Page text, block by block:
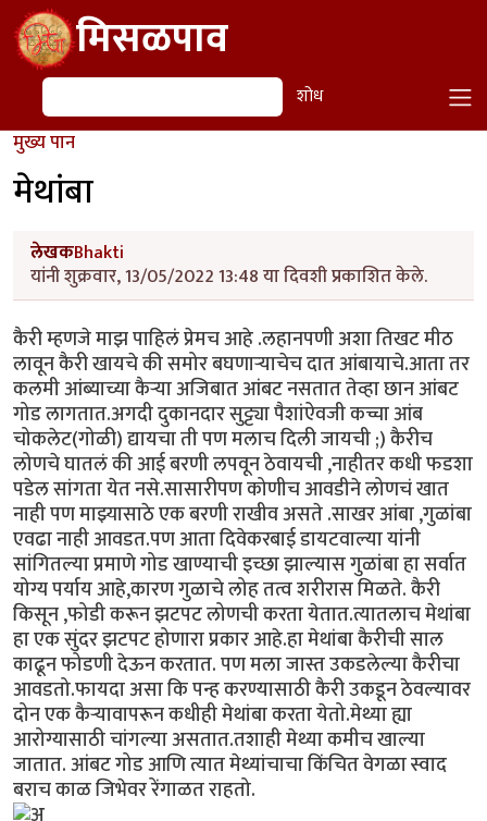
Skip to main contentमिसळपाव
शोध शोध
मुख्य पान
मेथांबा
लेखकBhakti
यांनी शुक्रवार, 13/05/2022 13:48 या दिवशी प्रकाशित केले.
कैरी म्हणजे माझ पाहिलं प्रेमच आहे .लहानपणी अशा तिखट मीठ
लावून कैरी खायचे की समोर बघणाऱ्याचेच दात आंबायाचे.आता तर
कलमी आंब्याच्या कैऱ्या अजिबात आंबट नसतात तेव्हा छान आंबट
गोड लागतात.अगदी दुकानदार सुट्ट्या पैशांऐवजी कच्चा आंब
चोकलेट(गोळी) द्यायचा ती पण मलाच दिली जायची ;) कैरीच
लोणचे घातलं की आई बरणी लपवून ठेवायची ,नाहीतर कधी फडशा
पडेल सांगता येत नसे.सासारीपण कोणीच आवडीने लोणचं खात
नाही पण माझ्यासाठे एक बरणी राखीव असते .साखर आंबा ,गुळांबा
एवढा नाही आवडत.पण आता दिवेकरबाई डायटवाल्या यांनी
सांगितल्या प्रमाणे गोड खाण्याची इच्छा झाल्यास गुळांबा हा सर्वात
योग्य पर्याय आहे,कारण गुळाचे लोह तत्व शरीरास मिळते. कैरी
किसून ,फोडी करून झटपट लोणची करता येतात.त्यातलाच मेथांबा
हा एक सुंदर झटपट होणारा प्रकार आहे.हा मेथांबा कैरीची साल
काढून फोडणी देऊन करतात. पण मला जास्त उकडलेल्या कैरीचा
आवडतो.फायदा असा कि पन्ह करण्यासाठी कैरी उकडून ठेवल्यावर
दोन एक कैऱ्यावापरून कधीही मेथांबा करता येतो.मेथ्या ह्या
आरोग्यासाठी चांगल्या असतात.तशाही मेथ्या कमीच खाल्या
जातात. आंबट गोड आणि त्यात मेथ्यांचाचा किंचित वेगळा स्वाद
बराच काळ जिभेवर रेंगाळत राहतो.